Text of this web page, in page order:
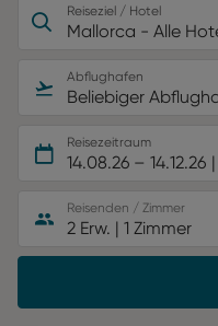
Reiseziel / Hotel
Mallorca - Alle
Abflughafen
Beliebiger
Reisezeitraum
14.08.26 – 14.12.26
Reisenden / Zimmer
2 Erw. | 1 Zimmer